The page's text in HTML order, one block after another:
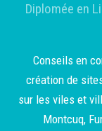
Diplomée en
Conseils en
création de
sur les viles et
Montcuq,